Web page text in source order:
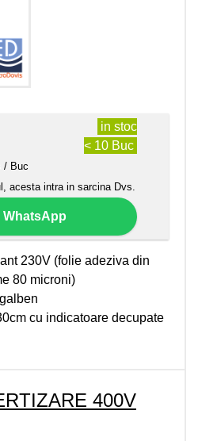
in stoc
< 10 Buc
/ Buc
acesta intra in sarcina Dvs.
230V (folie adeziva din
80 microni)
cu indicatoare decupate
400V